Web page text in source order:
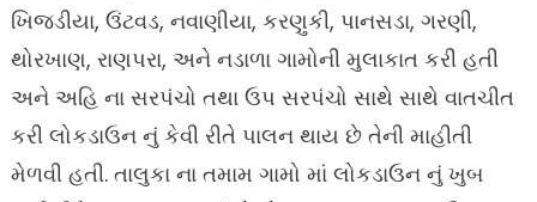
ખિજડીયા, ઉંટવડ, નવાણીયા, કરણુકી, પાનસડા, ગરણી,
થોરખાણ, રાણપરા, અને નડાળા ગામોની મુલાકાત કરી હતી
અને અહિ ના સરપંચો તથા ઉપ સરપંચો સાથે સાથે વાતચીત
કરી લોકડાઉન નું કેવી રીતે પાલન થાય છે તેની માહીતી
મેળવી હતી. તાલુકા ના તમામ ગામો માં લોકડાઉન નું ખુબ